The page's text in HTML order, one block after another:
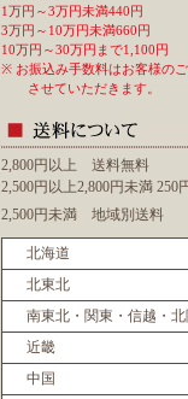
1万円～3万円未満440円
3万円～10万円未満660円
10万円～30万円まで1,100円
※ お振込み手数料はお客様の
させていただきます。
2,800円以上 送料無料
2,500円以上2,800円未満 250
2,500円未満 地域別送料
北海道
北東北
南東北・関東・信越・
近畿
中国